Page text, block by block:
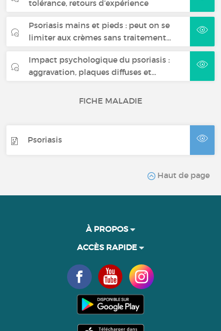
tolérance, retours d’expérience
Psoriasis mains et pieds : peut on se
limiter aux crèmes sans traitement…
Impact psychologique du psoriasis :
aggravation, plaques diffuses et…
FICHE MALADIE
Psoriasis
Haut de page
À PROPOS
ACCÈS RAPIDE